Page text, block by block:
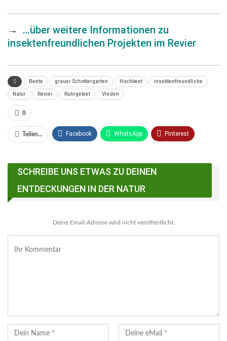
→ …über weitere Informationen zu
insektenfreundlichen Projekten im Revier
Beete grauer Schottergarten Hochbeet insektenfreundliche
Natur Revier Ruhrgebiet Vreden
0
Teilen... Facebook WhatsApp Pinterest
Facebook Messenger
SCHREIBE UNS ETWAS ZU DEINEN
ENTDECKUNGEN IN DER NATUR
Deine Email-Adresse wird nicht veröffentlicht.